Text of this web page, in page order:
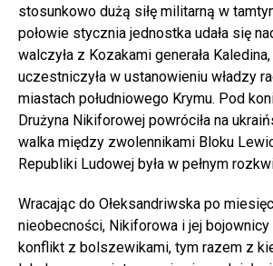
stosunkowo dużą siłę militarną w
połowie stycznia jednostka udała się
walczyła z Kozakami generała
uczestniczyła w ustanowieniu władzy
miastach południowego Krymu. Pod
Drużyna Nikiforowej powróciła na
walka między zwolennikami Bloku
Republiki Ludowej była w pełnym
Wracając do Ołeksandriwska po
nieobecności, Nikiforowa i jej
konflikt z bolszewikami, tym razem z